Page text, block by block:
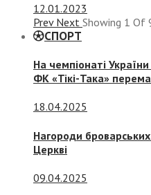
12.01.2023
Prev Next Showing 1 Of
СПОРТ
На чемпіонаті
ФК «Тікі-Така»
18.04.2025
Нагороди броварських
Церкві
09.04.2025